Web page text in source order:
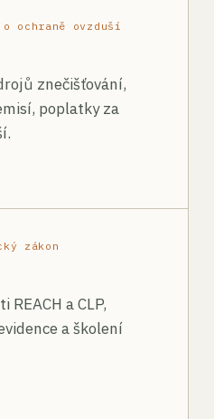
ochraně ovzduší
znečišťování,
poplatky za
zákon
a CLP,
a školení